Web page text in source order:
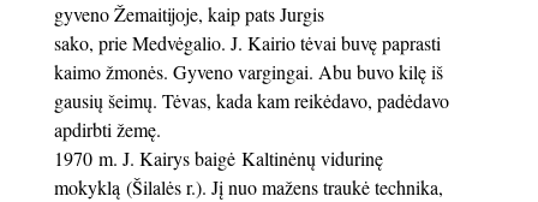
gyveno Žemaitijoje, kaip pats Jurgis
sako, prie Medvėgalio. J. Kairio tėvai buvę paprasti
kaimo žmonės. Gyveno vargingai. Abu buvo kilę iš
gausių šeimų. Tėvas, kada kam reikėdavo, padėdavo
apdirbti žemę.
1970 m. J. Kairys baigė Kaltinėnų vidurinę
mokyklą (Šilalės r.). Jį nuo mažens traukė technika,